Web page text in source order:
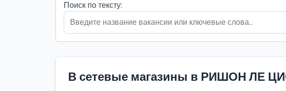
Поиск по тексту:
В сетевые магазины в РИШОН ЛЕ